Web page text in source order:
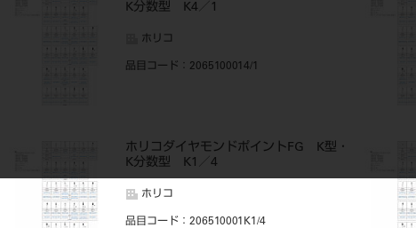
K分数型 K4／1
ホリコ
品目コード ：2065100014/1
ホリコダイヤモンドポイントFG K型・
K分数型 K1／4
ホリコ
品目コード ：206510001K1/4